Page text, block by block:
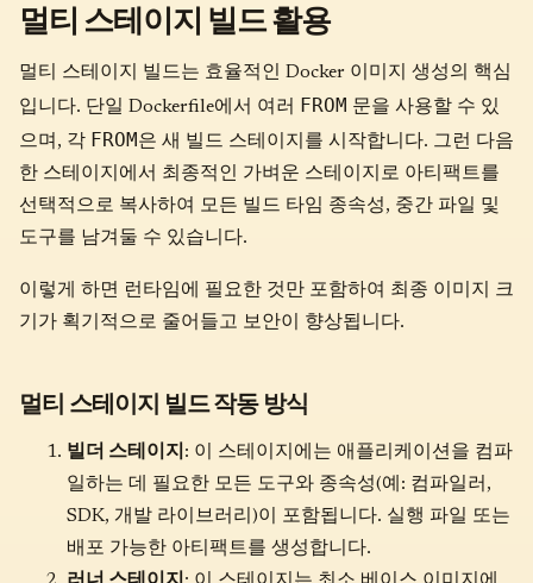
멀티 스테이지 빌드 활용
멀티 스테이지 빌드는 효율적인 Docker 이미지 생성의 핵심
입니다. 단일 Dockerfile에서 여러 FROM 문을 사용할 수 있
으며, 각 FROM은 새 빌드 스테이지를 시작합니다. 그런 다음
한 스테이지에서 최종적인 가벼운 스테이지로 아티팩트를
선택적으로 복사하여 모든 빌드 타임 종속성, 중간 파일 및
도구를 남겨둘 수 있습니다.
이렇게 하면 런타임에 필요한 것만 포함하여 최종 이미지 크
기가 획기적으로 줄어들고 보안이 향상됩니다.
멀티 스테이지 빌드 작동 방식
빌더 스테이지 : 이 스테이지에는 애플리케이션을 컴파
일하는 데 필요한 모든 도구와 종속성(예: 컴파일러,
SDK, 개발 라이브러리)이 포함됩니다. 실행 파일 또는
배포 가능한 아티팩트를 생성합니다.